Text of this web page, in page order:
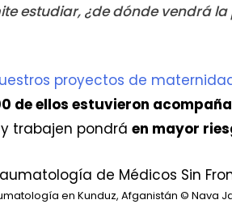
estudiar, ¿de dónde vendrá
proyectos de
de ellos estuvieron
trabajen pondrá en mayor
en Kunduz, Afganistán © Nava